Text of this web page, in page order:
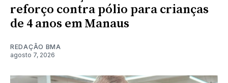
reforço contra pólio para crianças
de 4 anos em Manaus
REDAÇÃO BMA
agosto 7, 2026